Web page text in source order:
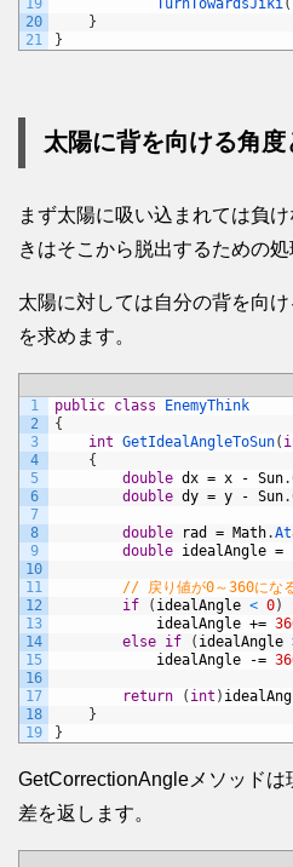
19
20
21
TurnTowardsJiki(
}
}
太陽に背を向ける角度
まず太陽に吸い込まれては負
きはそこから脱出するための処
太陽に対しては自分の背を向
を求めます。
1
2
3
4
5
6
7
8
9
10
11
12
13
14
15
16
17
18
19
public class
EnemyThink
{
int GetIdealAngleToSun(
{
double dx = x - Sun.
double dy = y - Sun.
double rad = Math.
double idealAngle =
// 戻り値が0～360にな
if
( idealAngle < 0)
idealAngle +=
else if ( idealAngle
idealAngle
-=
return ( int )
}
}
GetCorrectionAngleメソッド
差を返します。